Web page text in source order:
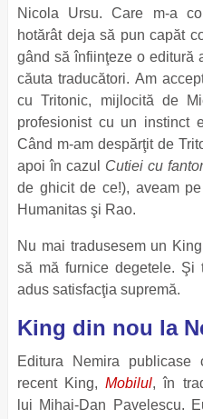
Nicola Ursu. Care m-a
hotărât deja să pun capăt
gând să înfiinţeze o editură
căuta traducători. Am
cu Tritonic, mijlocită de
profesionist cu un instinct
Când m-am despărţit de
apoi în cazul Cutiei cu
de ghicit de ce!), aveam
Humanitas şi Rao.
Nu mai tradusesem un
să mă furnice degetele. Şi
adus satisfacţia supremă.
King din nou la
Editura Nemira publicase
recent King, Mobilul, în
lui Mihai-Dan Pavelescu.